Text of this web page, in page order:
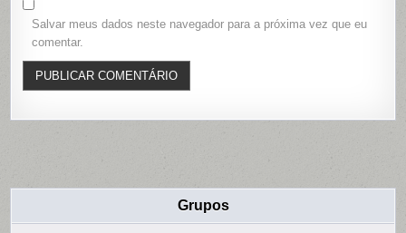
Salvar meus dados neste navegador para a próxima vez que eu
comentar.
Grupos